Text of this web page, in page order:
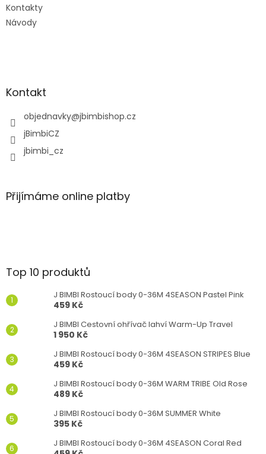
Kontakty
Návody
Kontakt
objednavky@jbimbishop.cz
jBimbiCZ
jbimbi_cz
Přijímáme online platby
Top 10 produktů
J BIMBI Rostoucí body 0-36M 4SEASON Pastel Pink
459 Kč
J BIMBI Cestovní ohřívač lahví Warm-Up Travel
1 950 Kč
J BIMBI Rostoucí body 0-36M 4SEASON STRIPES Blue
459 Kč
J BIMBI Rostoucí body 0-36M WARM TRIBE Old Rose
489 Kč
J BIMBI Rostoucí body 0-36M SUMMER White
395 Kč
J BIMBI Rostoucí body 0-36M 4SEASON Coral Red